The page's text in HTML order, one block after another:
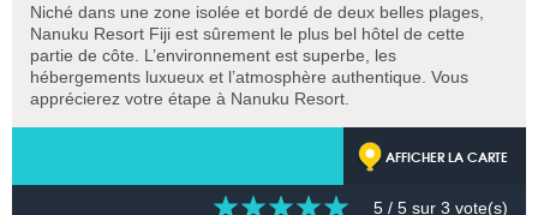
Niché dans une zone isolée et bordé de deux belles plages,
Nanuku Resort Fiji est sûrement le plus bel hôtel de cette
partie de côte. L’environnement est superbe, les
hébergements luxueux et l’atmosphère authentique. Vous
apprécierez votre étape à Nanuku Resort.
AFFICHER LA CARTE
5 / 5 sur 3 vote(s)